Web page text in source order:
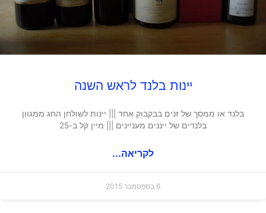
יינות בלנד לראש השנה
בלנד או ממסך של זנים בבקבוק אחד ||| יינות לשולחן החג ממגוון
בלנדים של ייננים מעניינים ||| מיין קל ב-25
לקריאה...
6 בספטמבר 2015